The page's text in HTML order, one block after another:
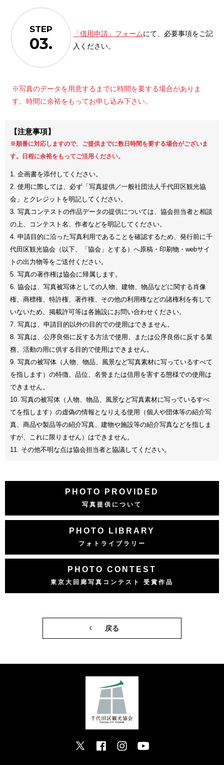
STEP
03.
「借用申請」フォームにて、必要事項をご記
入ください。
※写真のデータを用意するまでに時間を要する場合がありま
す。時間に余裕をもってお申し込み下さい。
【注意事項】
※順番に対応しますので、ご提供までに数日時間を要する場合がございま
す。日程に余裕をもってご活用ください。
1. 企画書を添付してください。
2. 使用に際しては、必ず「写真提供／一般社団法人千代田区観光協
会」とクレジットを明記してください。
3. 写真コンテストの作品データの提供については、協会担当者と相談
の上、コンテスト名、作者などを明記してください。
4. 申請目的に沿った写真利用であることを確認するため、発行前に千
代田区観光協会（以下、「協会」とする）へ原稿・印刷物・webサイ
トの出力物等をご送付ください。
5. 写真の著作権は協会に帰属します。
6. 協会は、写真被写体としての人物、建物、物品などに関する肖像
権、商標権、特許権、著作権、その他の利用権などの諸権利を有して
いないため、掲載許可等は各施設にお問い合わせください。
7. 写真は、申請目的以外の目的での使用はできません。
8. 写真は、公序良俗に反する方法で使用、または公序良俗に反する業
務、活動の用に供する目的で使用はできません。
9. 写真の被写体（人物、物品、風景など写真素材に写っているすべて
を指します）の特徴、品位、名誉または信用を害する態様での使用は
できません。
10. 写真の被写体（人物、物品、風景など写真素材に写っているすべ
てを指します）の虚偽の情報となりえる使用（個人や団体等の紹介写
真、商品や製品等の紹介写真、建物や施設等の紹介写真などを指しま
すが、これに限りません）はできません。
11. その他不明な点は協会担当者と協議してください。
PHOTO PROVIDED
写真提供について
PHOTO LIBRARY
フォトライブラリー
PHOTO CONTEST
東京大回廊写真コンテスト 受賞作品
戻る